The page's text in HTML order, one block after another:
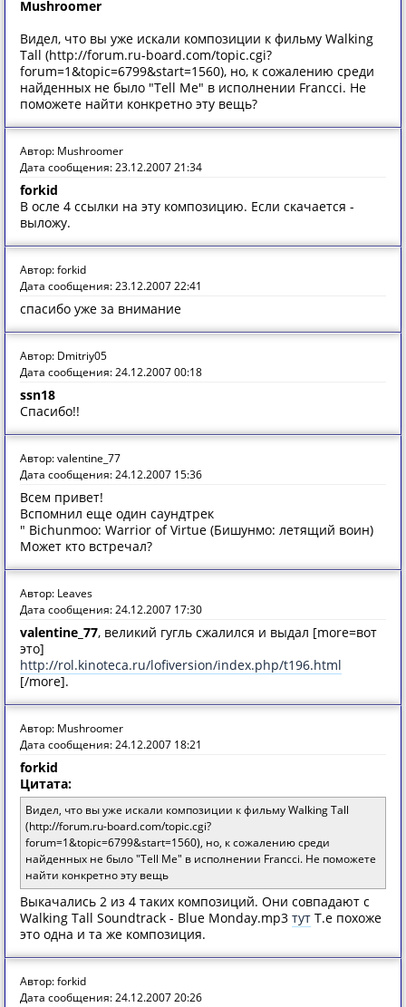
Mushroomer
Видел, что вы уже искали композиции к фильму Walking
Tall (http://forum.ru-board.com/topic.cgi?
forum=1&topic=6799&start=1560), но, к сожалению среди
найденных не было "Tell Me" в исполнении Francci. Не
поможете найти конкретно эту вещь?
Автор: Mushroomer
Дата сообщения: 23.12.2007 21:34
forkid
В осле 4 ссылки на эту композицию. Если скачается -
выложу.
Автор: forkid
Дата сообщения: 23.12.2007 22:41
спасибо уже за внимание
Автор: Dmitriy05
Дата сообщения: 24.12.2007 00:18
ssn18
Спасибо!!
Автор: valentine_77
Дата сообщения: 24.12.2007 15:36
Всем привет!
Вспомнил еще один саундтрек
" Bichunmoo: Warrior of Virtue (Бишунмо: летящий воин)
Может кто встречал?
Автор: Leaves
Дата сообщения: 24.12.2007 17:30
valentine_77, великий гугль сжалился и выдал [more=вот
это]
http://rol.kinoteca.ru/lofiversion/index.php/t196.html
[/more].
Автор: Mushroomer
Дата сообщения: 24.12.2007 18:21
forkid
Цитата:
Видел, что вы уже искали композиции к фильму Walking Tall
(http://forum.ru-board.com/topic.cgi?
forum=1&topic=6799&start=1560), но, к сожалению среди
найденных не было "Tell Me" в исполнении Francci. Не поможете
найти конкретно эту вещь
Выкачались 2 из 4 таких композиций. Они совпадают с
Walking Tall Soundtrack - Blue Monday.mp3 тут Т.е похоже
это одна и та же композиция.
Автор: forkid
Дата сообщения: 24.12.2007 20:26